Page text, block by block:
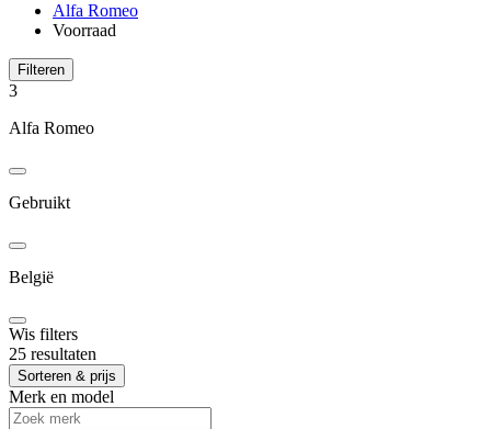
Alfa Romeo
Voorraad
Filteren
3
Alfa Romeo
Gebruikt
België
Wis filters
25 resultaten
Sorteren & prijs
Merk en model